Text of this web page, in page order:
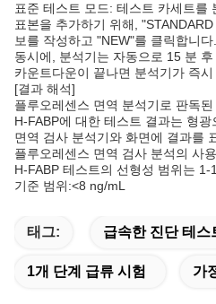
표준 테스트 모드: 테스트 카세트를
표본을 추가하기 위해,
보를 작성하고 "NEW"를 클릭합니다.
동시에, 분석기는 자동으로 15 분
카운트다운이 끝나면 분석기가 즉
[결과 해석]
플루오레센스 면역 분석기로 판독
H-FABP에 대한 테스트 결과는 형광
면역 검사 분석기와 화면에 결과를
플루오레센스 면역 검사 분석의 사
H-FABP 테스트의 선형성 범위는 1-
기준 범위:<8 ng/mL
태그: 급속한 진단 테스
1개 단계 급류 시험 가